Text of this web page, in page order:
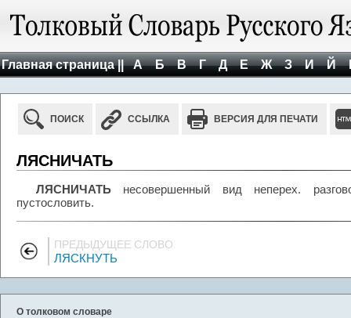
Главная страница || А Б В Г Д Е Ж З И Й
ПОИСК ССЫЛКА ВЕРСИЯ ДЛЯ ПЕЧАТИ
ЛЯСНИЧАТЬ
ЛЯСНИЧАТЬ несовершенный вид неперех.
пустословить.
ПРЕДЫДУЩЕЕ СЛОВО
ЛЯСКНУТЬ
О толковом словаре